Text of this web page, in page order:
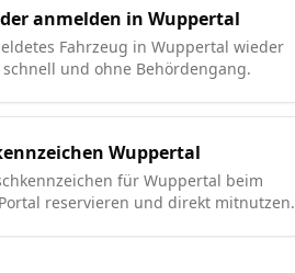
anmelden in Wuppertal
Fahrzeug in Wuppertal wieder
schnell und ohne Behördengang.
Wuppertal
für Wuppertal beim
reservieren und direkt mitnutzen.